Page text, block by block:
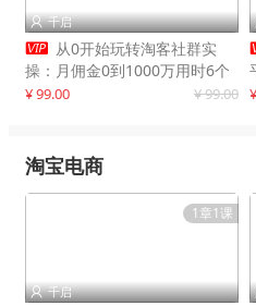
 千启
 从0开始玩转淘客社群实
操：月佣金0到1000万用时6个
月
¥ 99.00 ¥ 99.00
淘宝电商
1章1课
 千启